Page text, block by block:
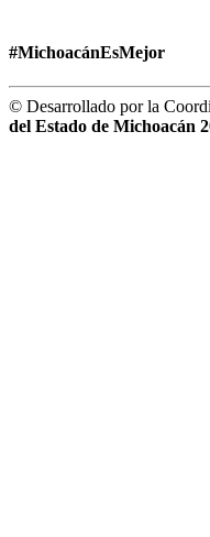
#MichoacánEsMejor
© Desarrollado por la
del Estado de Michoacán